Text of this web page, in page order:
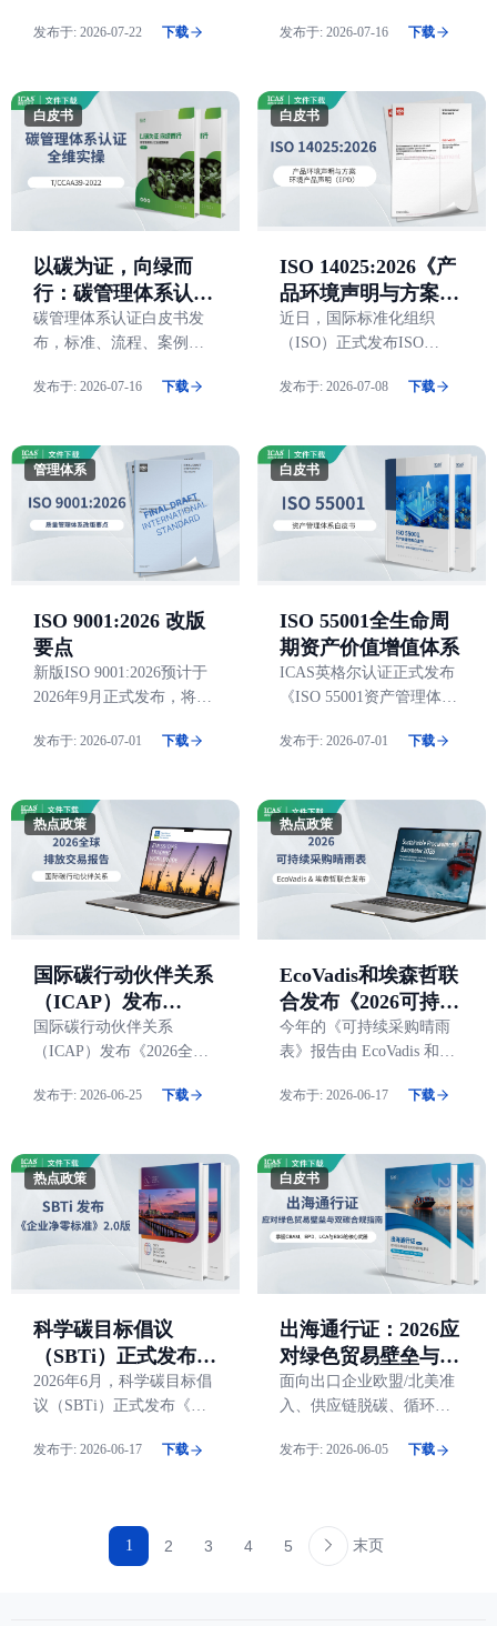
全与伦理底线，推动人工
发布于: 2026-07-22 下载
证、服务认证、环境信息
求。
发布于: 2026-07-16 下载
白皮书
以碳为证，向绿而
行：碳管理体系认证
全维度实操白皮书
碳管理体系认证白皮书发
布，标准、流程、案例一
发布于: 2026-07-16 下载
白皮书
ISO 14025:2026《产
品环境声明与方案
——环境产品声明
（EPD）》
近日，国际标准化组织
（ISO）正式发布ISO
与方案——环境产品声明
发布于: 2026-07-08 下载
管理体系
ISO 9001:2026 改版
要点
新版ISO 9001:2026预计于
2026年9月正式发布，将在
行编辑性澄清与重点微
发布于: 2026-07-01 下载
白皮书
ISO 55001全生命周
期资产价值增值体系
ICAS英格尔认证正式发布
《ISO 55001资产管理体
55001:2024的核心逻辑、落
发布于: 2026-07-01 下载
热点政策
国际碳行动伙伴关系
（ICAP）发布
《2026全球排放交易
报告》
国际碳行动伙伴关系
（ICAP）发布《2026全球
示，在地缘冲突、能源安
退潮，反而在不断扩张。
发布于: 2026-06-25 下载
热点政策
EcoVadis和埃森哲联
合发布《2026可持续
采购晴雨表》
今年的《可持续采购晴雨
表》报告由 EcoVadis 和埃
布，通过丰富的数据展现
法。
发布于: 2026-06-17 下载
热点政策
科学碳目标倡议
（SBTi）正式发布
《企业净零标准》
2.0版本
2026年6月，科学碳目标倡
议（SBTi）正式发布《企
次更新在减碳目标的设定
对企业及其供应链的可持
续管理提出了新的合规要
发布于: 2026-06-17 下载
白皮书
出海通行证：2026应
对绿色贸易壁垒与双
碳合规指南
面向出口企业欧盟/北美准
入、供应链脱碳、循环经
发布于: 2026-06-05 下载
1 2 3 4 5 末页